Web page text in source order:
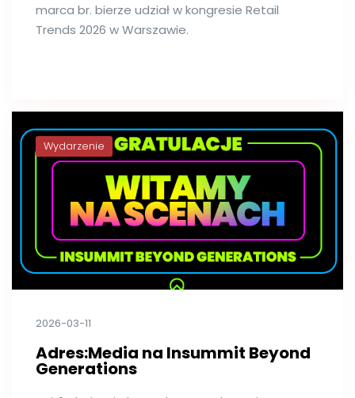
marca br. bierze udział w kongresie Retail
Trends 2026 w Warszawie.
Wydarzenie
2026-03-11
Adres:Media na Insummit Beyond
Generations